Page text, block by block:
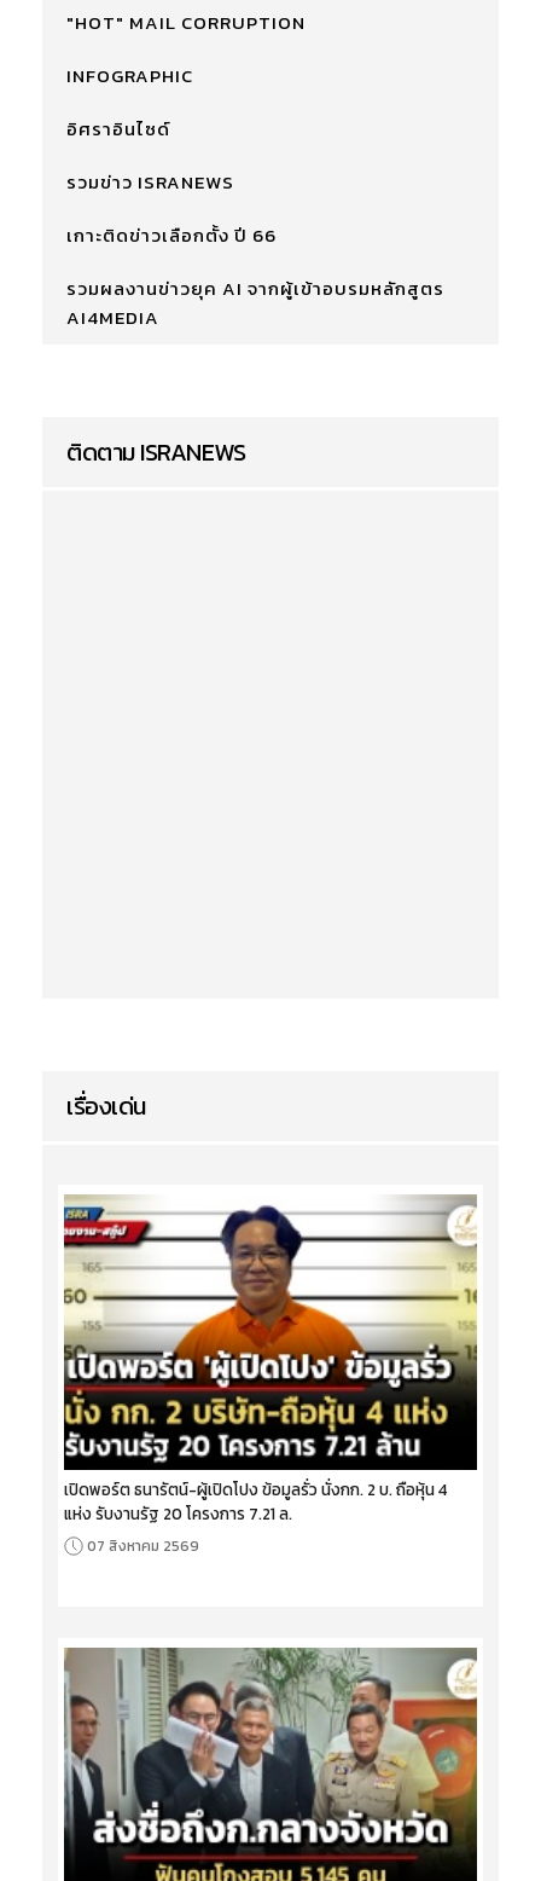
"HOT" MAIL CORRUPTION
INFOGRAPHIC
อิศราอินไซด์
รวมข่าว ISRANEWS
เกาะติดข่าวเลือกตั้ง ปี 66
รวมผลงานข่าวยุค AI จากผู้เข้าอบรมหลักสูตร
AI4MEDIA
ติดตาม ISRANEWS
เรื่องเด่น
เปิดพอร์ต ธนารัตน์-ผู้เปิดโปง ข้อมูลรั่ว นั่งกก. 2 บ. ถือหุ้น 4
แห่ง รับงานรัฐ 20 โครงการ 7.21 ล.
07 สิงหาคม 2569